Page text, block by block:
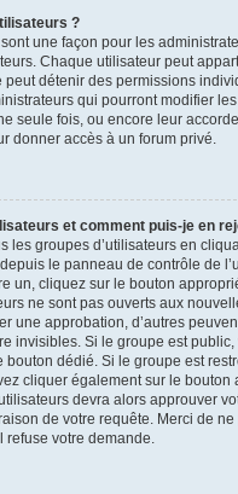
?
une façon pour les
Chaque utilisateur peut
détenir des permissions
qui pourront modifier
seule fois, ou encore leur
donner accès à un forum privé.
et comment puis-je en
les groupes d’utilisateurs en
le panneau de contrôle de
un, cliquez sur le bouton
ne sont pas ouverts aux
une approbation, d’autres
invisibles. Si le groupe est
dédié. Si le groupe est
cliquer également sur le bouton
devra alors approuver
de votre requête. Merci de
refuse votre demande.